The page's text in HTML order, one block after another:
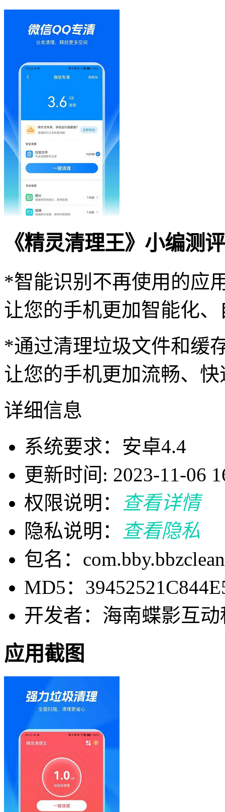
《精灵清理王》小编测
*智能识别不再使用的应
让您的手机更加智能化
*通过清理垃圾文件和缓
让您的手机更加流畅、快
详细信息
系统要求：安卓4.4
更新时间: 2023-11-06
权限说明：
查看详情
隐私说明：
查看隐私
包名：
MD5：
开发者：海南蝶影互
应用截图